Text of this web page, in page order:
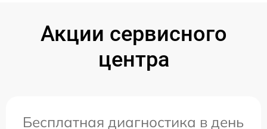
Акции сервисного
центра
Бесплатная диагностика в день